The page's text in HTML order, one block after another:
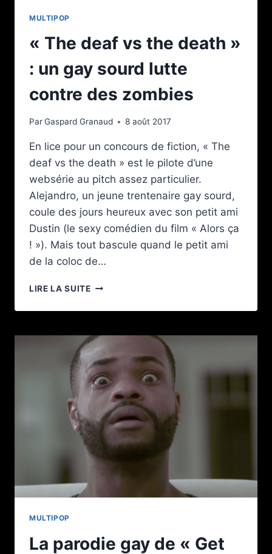
MULTIPOP
« The deaf vs the death »
: un gay sourd lutte
contre des zombies
ParGaspard Granaud 8 août 2017
En lice pour un concours de fiction, « The
deaf vs the death » est le pilote d’une
websérie au pitch assez particulier.
Alejandro, un jeune trentenaire gay sourd,
coule des jours heureux avec son petit ami
Dustin (le sexy comédien du film « Alors ça
! »). Mais tout bascule quand le petit ami
de la coloc de…
LIRE LA SUITE« THE
VS
DEATH »
:
UN
GAY
SOURD
LUTTE
CONTRE
DES
ZOMBIES
MULTIPOP
La parodie gay de « Get